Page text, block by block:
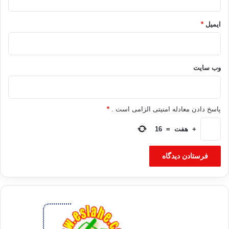
ایمیل *
وب‌ سایت
پاسخ دادن معادله امنیتی الزامی است . *
+ هفت =
16